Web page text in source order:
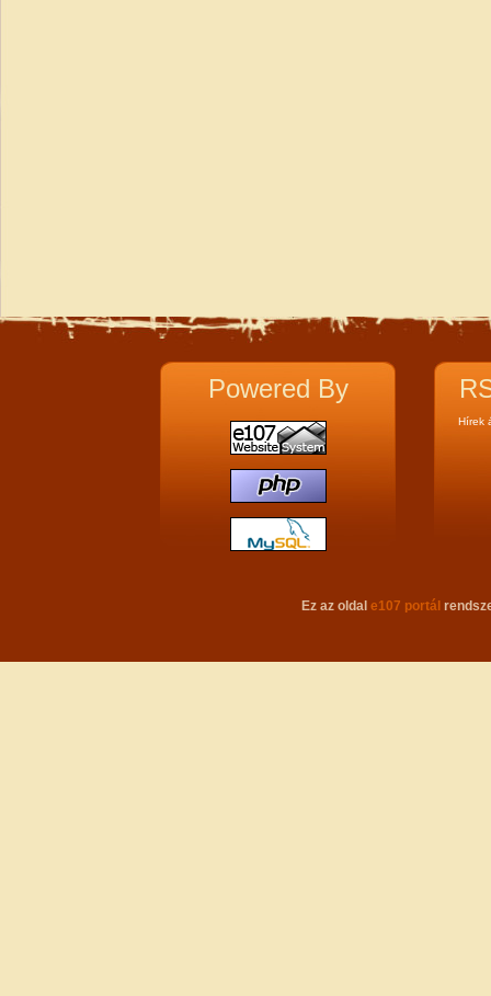
Powered By
Hírek
Ez az oldal e107 portál